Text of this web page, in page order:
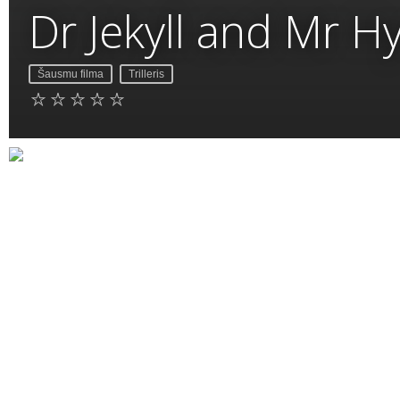
Dr Jekyll and Mr
Šausmu filma Trilleris